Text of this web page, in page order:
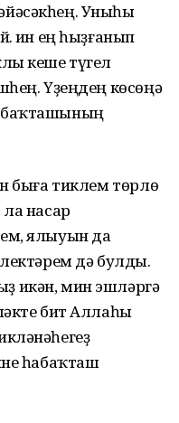
Уныһы
Һин ең һыҙғанып
кеше түгел
Үҙеңдең көсөңә
быға тиклем төрлө
насар
ялыуын да
дә булды.
икән, мин эшләргә
бит Аллаһы
һабаҡташ